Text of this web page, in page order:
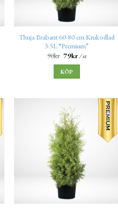
Thuja Brabant 60-80 cm Krukodlad
3-5L “Premium”
90kr 79kr/ st
KÖP